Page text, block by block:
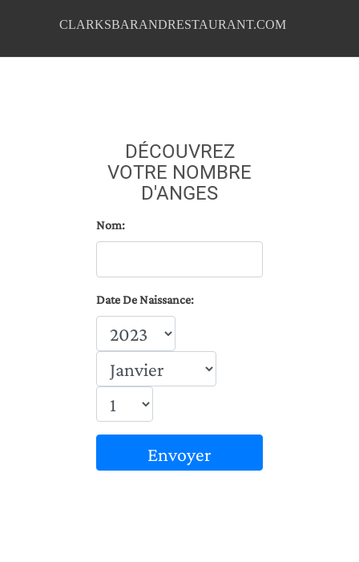
CLARKSBARANDRESTAURANT.COM
DÉCOUVREZ
VOTRE NOMBRE
D'ANGES
Nom:
Date De Naissance:
Envoyer